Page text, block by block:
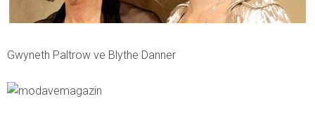
Gwyneth Paltrow ve Blythe Danner